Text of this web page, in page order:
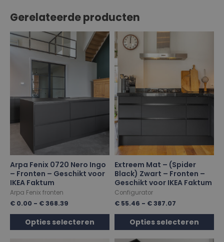
Gerelateerde producten
Arpa Fenix 0720 Nero Ingo
– Fronten – Geschikt voor
IKEA Faktum
Arpa Fenix fronten
€ 0.00 - €368.39
Opties selecteren
Extreem Mat – (Spider
Black) Zwart – Fronten –
Geschikt voor IKEA Faktum
Configurator
€ 55.46 - €387.07
Opties selecteren